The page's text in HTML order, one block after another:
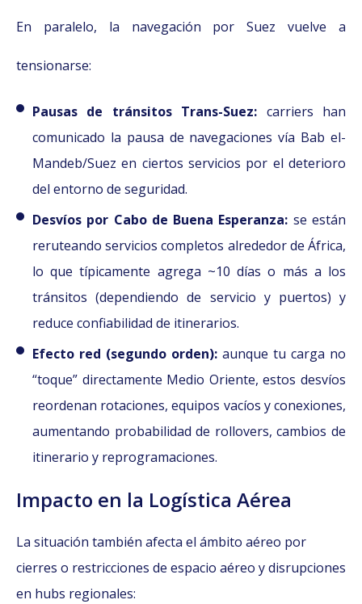
En paralelo, la navegación por Suez vuelve a
tensionarse:
Pausas de tránsitos Trans-Suez: carriers han
comunicado la pausa de navegaciones vía Bab el-
Mandeb/Suez en ciertos servicios por el deterioro
del entorno de seguridad.
Desvíos por Cabo de Buena Esperanza: se están
reruteando servicios completos alrededor de África,
lo que típicamente agrega ~10 días o más a los
tránsitos (dependiendo de servicio y puertos) y
reduce confiabilidad de itinerarios.
Efecto red (segundo orden): aunque tu carga no
“toque” directamente Medio Oriente, estos desvíos
reordenan rotaciones, equipos vacíos y conexiones,
aumentando probabilidad de rollovers, cambios de
itinerario y reprogramaciones.
Impacto en la Logística Aérea
La situación también afecta el ámbito aéreo por
cierres o restricciones de espacio aéreo y disrupciones
en hubs regionales: